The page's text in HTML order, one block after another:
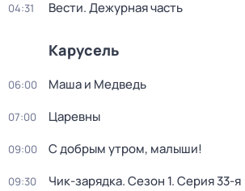
04:31 Вести. Дежурная часть
Карусель
06:00 Маша и Медведь
07:00 Царевны
09:00 С добрым утром, малыши!
09:30 Чик-зарядка. Сезон 1. Серия 33-я